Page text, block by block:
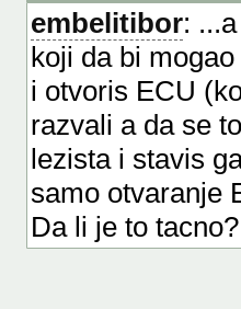
embelitibor:
koji da bi
i otvoris ECU
razvali a da se
lezista i stavis
samo otvaranje
Da li je to tacno?